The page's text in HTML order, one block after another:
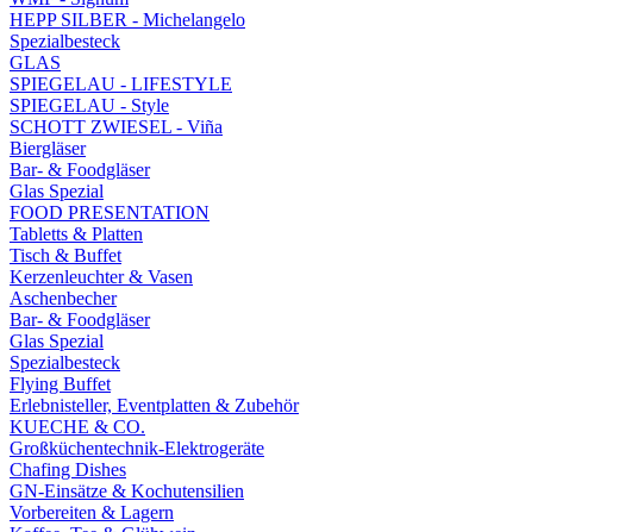
HEPP SILBER - Michelangelo
Spezialbesteck
GLAS
SPIEGELAU - LIFESTYLE
SPIEGELAU - Style
SCHOTT ZWIESEL - Viña
Biergläser
Bar- & Foodgläser
Glas Spezial
FOOD PRESENTATION
Tabletts & Platten
Tisch & Buffet
Kerzenleuchter & Vasen
Aschenbecher
Bar- & Foodgläser
Glas Spezial
Spezialbesteck
Flying Buffet
Erlebnisteller, Eventplatten & Zubehör
KUECHE & CO.
Großküchentechnik-Elektrogeräte
Chafing Dishes
GN-Einsätze & Kochutensilien
Vorbereiten & Lagern